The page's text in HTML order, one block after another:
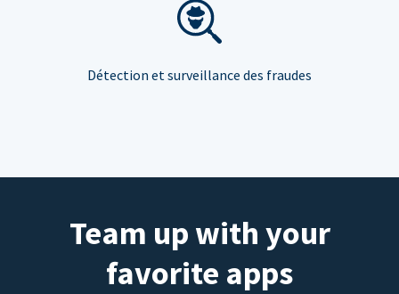
Détection et surveillance des fraudes
Team up with your
favorite apps